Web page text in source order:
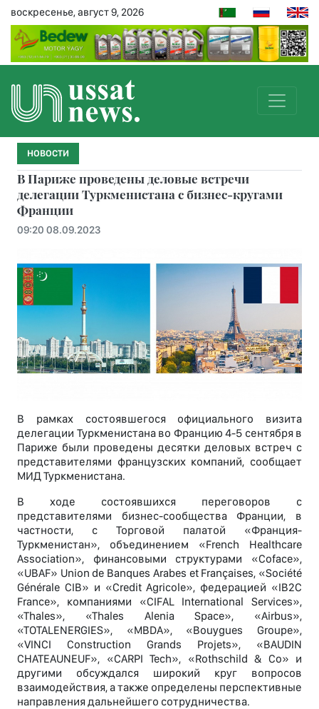
воскресенье, август 9, 2026
НОВОСТИ
В Париже проведены деловые встречи
делегации Туркменистана с бизнес-кругами
Франции
09:20 08.09.2023
В рамках состоявшегося официального визита
делегации Туркменистана во Францию 4-5 сентября в
Париже были проведены десятки деловых встреч с
представителями французских компаний, сообщает
МИД Туркменистана.
В ходе состоявшихся переговоров с
представителями бизнес-сообщества Франции, в
частности, с Торговой палатой «Франция-
Туркменистан», объединением «French Healthcare
Association», финансовыми структурами «Coface»,
«UBAF» Union de Banques Arabes et Françaises, «Société
Générale CIB» и «Credit Agricole», федерацией «IB2C
France», компаниями «CIFAL International Services»,
«Thales», «Thales Alenia Spaсe», «Airbus»,
«TOTALENERGIES», «MBDA», «Bouygues Groupe»,
«VINCI Construction Grands Projets», «BAUDIN
CHATEAUNEUF», «CARPI Tech», «Rothschild & Co» и
другими обсуждался широкий круг вопросов
взаимодействия, а также определены перспективные
направления дальнейшего сотрудничества.